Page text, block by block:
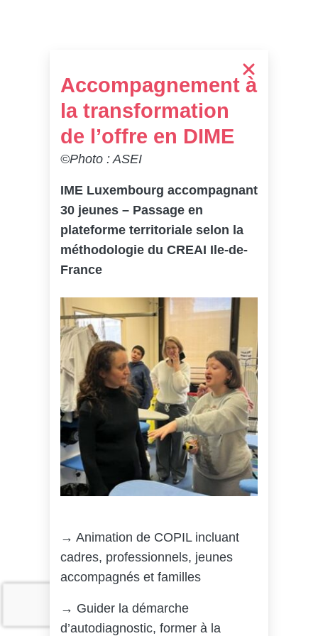
Accompagnement à
la transformation
de l’offre en DIME
©Photo : ASEI
IME Luxembourg accompagnant
30 jeunes – Passage en
plateforme territoriale selon la
méthodologie du CREAI Ile-de-
France
→ Animation de COPIL incluant
cadres, professionnels, jeunes
accompagnés et familles
→ Guider la démarche
d’autodiagnostic, former à la